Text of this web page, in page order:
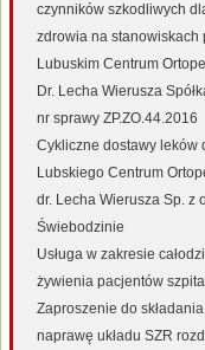
czynników szkodliwych
zdrowia na stanowiskach
Lubuskim Centrum
Dr. Lecha Wierusza
nr sprawy ZP.ZO.44.2016
Cykliczne dostawy leków
Lubskiego Centrum
dr. Lecha Wierusza Sp. z
Świebodzinie
Usługa w zakresie
żywienia pacjentów
Zaproszenie do
naprawę układu SZR